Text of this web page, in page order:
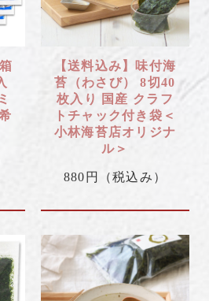
【送料込み】味付海
苔（わさび） 8切40
枚入り 国産 クラフ
トチャック付き袋＜
小林海苔店オリジナ
ル＞
880円 （税込み）